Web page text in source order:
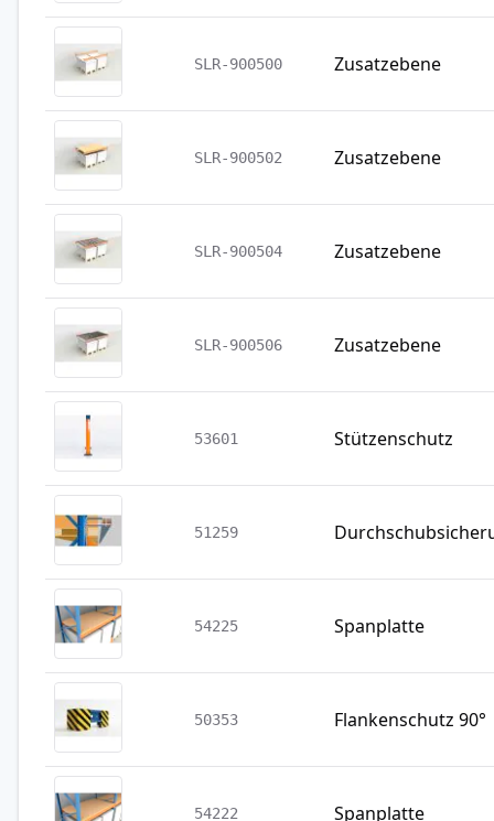
SLR-900500 Zusatzebene
SLR-900502 Zusatzebene
SLR-900504 Zusatzebene
SLR-900506 Zusatzebene
53601 Stützenschutz
51259
54225 Spanplatte
50353 Flankenschutz 90°
54222 Spanplatte